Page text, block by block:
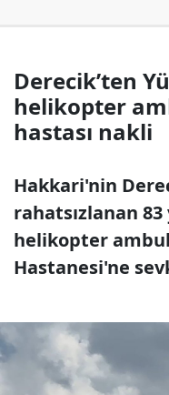
Derecik’ten
helikopter
hastası nakli
Hakkari'nin
rahatsızlanan
helikopter
Hastanesi'ne